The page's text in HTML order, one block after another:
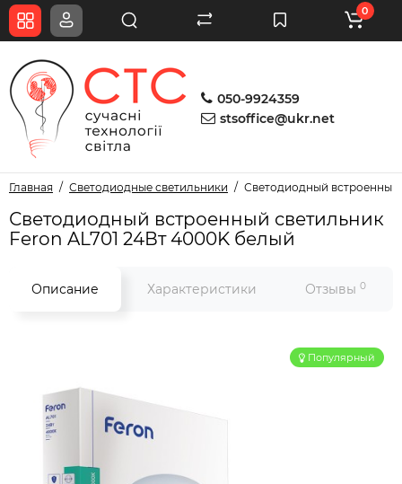
050-9924359
stsoffice@ukr.net
0
Главная Светодиодные светильники Светодиодный встроенный
Светодиодный встроенный светильник
Feron AL701 24Вт 4000K белый
Описание Характеристики Отзывы 0
Популярный